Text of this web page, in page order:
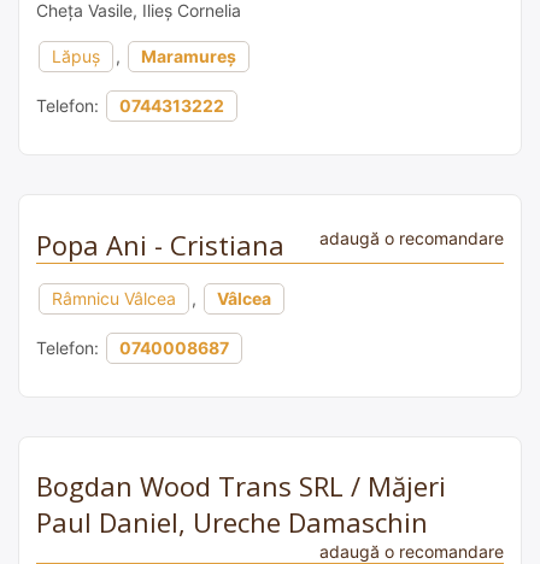
Cheța Vasile, Ilieș Cornelia
Lăpuș , Maramureș
Telefon: 0744313222
Popa Ani - Cristiana adaugă o recomandare
Râmnicu Vâlcea , Vâlcea
Telefon: 0740008687
Bogdan Wood Trans SRL / Măjeri
Paul Daniel, Ureche Damaschin
adaugă o recomandare